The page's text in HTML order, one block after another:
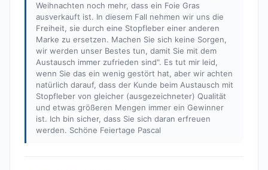
Weihnachten noch mehr, dass ein Foie Gras
ausverkauft ist. In diesem Fall nehmen wir uns die
Freiheit, sie durch eine Stopfleber einer anderen
Marke zu ersetzen. Machen Sie sich keine Sorgen,
wir werden unser Bestes tun, damit Sie mit dem
Austausch immer zufrieden sind". Es tut mir leid,
wenn Sie das ein wenig gestört hat, aber wir achten
natürlich darauf, dass der Kunde beim Austausch mit
Stopfleber von gleicher (ausgezeichneter) Qualität
und etwas größeren Mengen immer ein Gewinner
ist. Ich bin sicher, dass Sie sich daran erfreuen
werden. Schöne Feiertage Pascal